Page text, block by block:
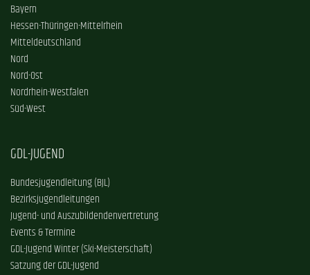
Bayern
Hessen-Thüringen-Mittelrhein
Mitteldeutschland
Nord
Nord-Ost
Nordrhein-Westfalen
Süd-West
GDL-JUGEND
Bundesjugendleitung (BJL)
Bezirksjugendleitungen
Jugend- und Auszubildendenvertretung
Events & Termine
GDL-Jugend Winter (Ski-Meisterschaft)
Satzung der GDL-Jugend